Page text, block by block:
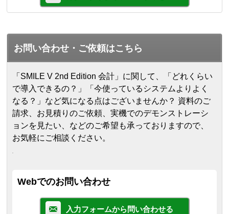
お問い合わせ・ご依頼はこちら
「SMILE V 2nd Edition 会計」に関して、「どれくらい
で導入できるの？」「今使っているシステムよりよく
なる？」など気になる点はございませんか？ 資料のご
請求、お見積りのご依頼、実機でのデモンストレーシ
ョンを見たい、などのご希望も承っておりますので、
お気軽にご相談ください。
Webでのお問い合わせ
入力フォームから問い合わせる